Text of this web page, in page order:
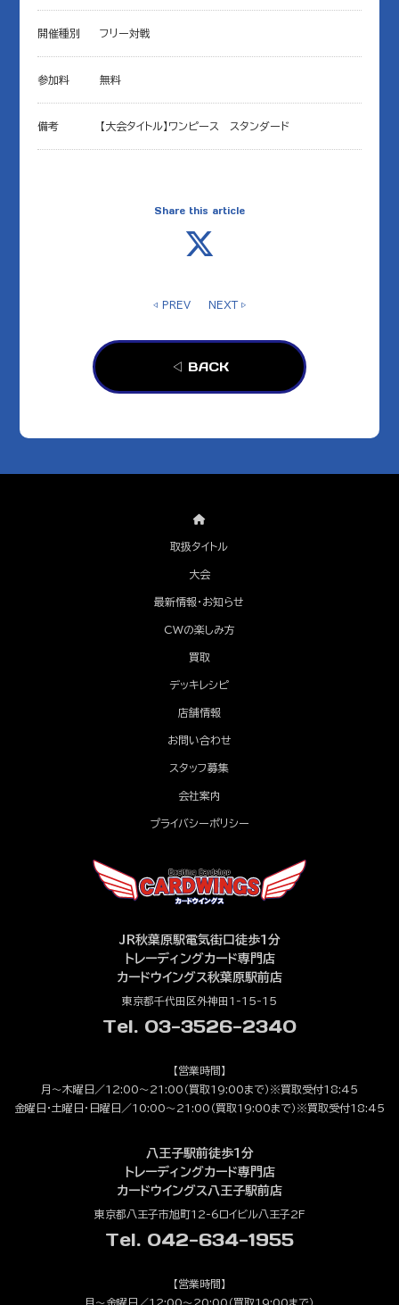
開催種別 フリー対戦
参加料 無料
備考 【大会タイトル】ワンピース スタンダード
Share this article
◁ PREV NEXT ▷
◁ BACK
取扱タイトル
大会
最新情報・お知らせ
CWの楽しみ方
買取
デッキレシピ
店舗情報
お問い合わせ
スタッフ募集
会社案内
プライバシーポリシー
JR秋葉原駅電気街口徒歩1分
トレーディングカード専門店
カードウイングス秋葉原駅前店
東京都千代田区外神田1-15-15
Tel. 03-3526-2340
【営業時間】
月～木曜日／12:00～21:00（買取19:00まで）※買取受付18:45
金曜日・土曜日・日曜日／10:00～21:00（買取19:00まで）※買取受付18:45
八王子駅前徒歩1分
トレーディングカード専門店
カードウイングス八王子駅前店
東京都八王子市旭町12-6ロイビル八王子2F
Tel. 042-634-1955
【営業時間】
月～金曜日／12:00～20:00（買取19:00まで）